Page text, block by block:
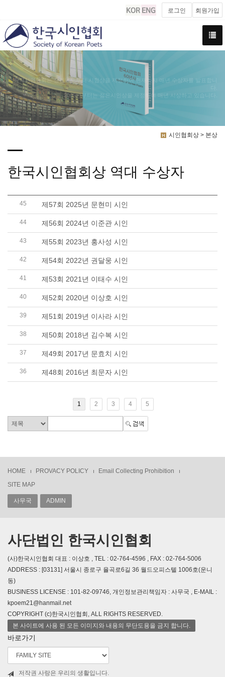
로그인 회원가입
한국시인협회는 창립년도부터 시협상을 제정하여 현재까지 매년 수상자를 발표합니
다.
2005년부터는 젊은시인상을 제정하여 매년 시상하고 있습니다.
시인협회상 > 본상
한국시인협회상 역대 수상자
45 제57회 2025년 문현미 시인
44 제56회 2024년 이준관 시인
43 제55회 2023년 홍사성 시인
42 제54회 2022년 권달웅 시인
41 제53회 2021년 이태수 시인
40 제52회 2020년 이상호 시인
39 제51회 2019년 이사라 시인
38 제50회 2018년 김수복 시인
37 제49회 2017년 문효치 시인
36 제48회 2016년 최문자 시인
1 2 3 4 5
HOME PROVACY POLICY
Email Collecting Prohibition
SITE MAP
사무국 ADMIN
사단법인 한국시인협회
(사)한국시인협회 대표 : 이상호 , TEL : 02-764-4596 , FAX : 02-764-5006
ADDRESS : [03131] 서울시 종로구 율곡로6길 36 월드오피스텔 1006호(운니
동)
BUSINESS LICENSE : 101-82-09746, 개인정보관리책임자 : 사무국 , E-MAIL :
kpoem21@hanmail.net
COPYRIGHT (c)한국시인협회, ALL RIGHTS RESERVED.
본 사이트에 사용 된 모든 이미지와 내용의 무단도용을 금지 합니다.
바로가기
저작권 사랑은 우리의 생활입니다.